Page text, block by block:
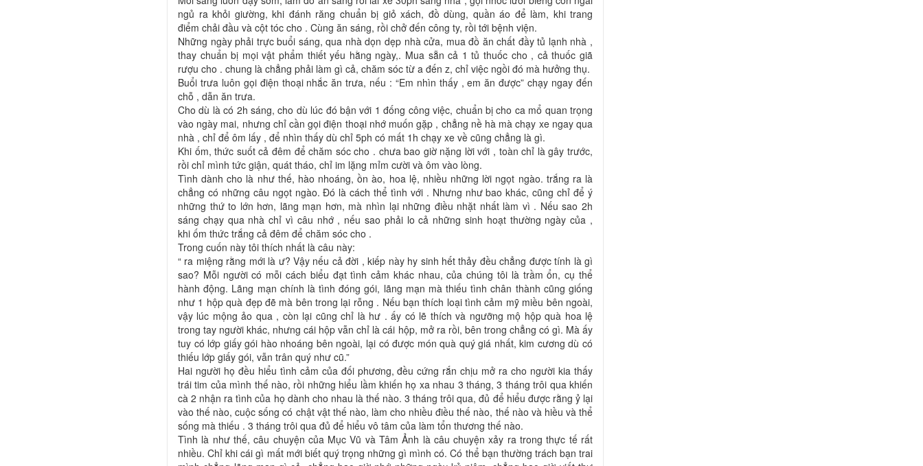
ngủ ra khỏi giường, khi đánh răng chuẩn bị giỏ xách, đồ dùng, quần áo để làm, khi trang
điểm chải đầu và cột tóc cho . Cùng ăn sáng, rồi chở đến công ty, rồi tới bệnh viện.
Những ngày phải trực buổi sáng, qua nhà dọn dẹp nhà cửa, mua đồ ăn chất đầy tủ lạnh nhà ,
thay chuẩn bị mọi vật phẩm thiết yếu hằng ngày,. Mua sẵn cả 1 tủ thuốc cho , cả thuốc giã
rượu cho . chung là chẳng phải làm gì cả, chăm sóc từ a đến z, chỉ việc ngồi đó mà hưởng thụ.
Buổi trưa luôn gọi điện thoại nhắc ăn trưa, nếu : “Em nhìn thấy , em ăn được” chạy ngay đến
chỗ , dẫn ăn trưa.
Cho dù là có 2h sáng, cho dù lúc đó bận với 1 đống công việc, chuẩn bị cho ca mổ quan trọng
vào ngày mai, nhưng chỉ cần gọi điện thoại nhớ muốn gặp , chẳng nề hà mà chạy xe ngay qua
nhà , chỉ để ôm lấy , để nhìn thấy dù chỉ 5ph có mất 1h chạy xe về cũng chẳng là gì.
Khi ốm, thức suốt cả đêm để chăm sóc cho . chưa bao giờ nặng lời với , toàn chỉ là gây trước,
rồi chỉ mình tức giận, quát tháo, chỉ im lặng mỉm cười và ôm vào lòng.
Tình dành cho là như thế, hào nhoáng, ồn ào, hoa lệ, nhiều những lời ngọt ngào. trắng ra là
chẳng có những câu ngọt ngào. Đó là cách thể tình với . Nhưng như bao khác, cũng chỉ để ý
những thứ to lớn hơn, lãng mạn hơn, mà nhìn lại những điều nhặt nhất làm vì . Nếu sao 2h
sáng chạy qua nhà chỉ vì câu nhớ , nếu sao phải lo cả những sinh hoạt thường ngày của ,
khi ốm thức trắng cả đêm để chăm sóc cho .
Trong cuốn này tôi thích nhất là câu này:
“ ra miệng rằng mới là ư? Vậy nếu cả đời , kiếp này hy sinh hết thảy đều chẳng được tính là gì
sao? Mỗi người có mỗi cách biểu đạt tình cảm khác nhau, của chúng tôi là trầm ổn, cụ thể
hành động. Lãng mạn chính là tình đóng gói, lãng mạn mà thiếu tình chân thành cũng giống
như 1 hộp quà đẹp đẽ mà bên trong lại rỗng . Nếu bạn thích loại tình cảm mỹ miều bên ngoài,
vậy lúc mộng ảo qua , còn lại cũng chỉ là hư . ấy có lẽ thích và ngưỡng mộ hộp quà hoa lệ
trong tay người khác, nhưng cái hộp vẫn chỉ là cái hộp, mở ra rồi, bên trong chẳng có gì. Mà ấy
tuy có lớp giấy gói hào nhoáng bên ngoài, lại có được món quà quý giá nhất, kim cương dù có
thiếu lớp giấy gói, vẫn trân quý như cũ.”
Hai người họ đều hiểu tình cảm của đối phương, đều cứng rắn chịu mở ra cho người kia thấy
trái tim của mình thế nào, rồi những hiểu lầm khiến họ xa nhau 3 tháng, 3 tháng trôi qua khiến
cà 2 nhận ra tình của họ dành cho nhau là thế nào. 3 tháng trôi qua, đủ để hiểu được rằng ỷ lại
vào thế nào, cuộc sống có chật vật thế nào, làm cho nhiều điều thế nào, thế nào và hiều và thể
sống mà thiếu . 3 tháng trôi qua đủ để hiểu vô tâm của làm tổn thương thế nào.
Tình là như thế, câu chuyện của Mục Vũ và Tâm Ảnh là câu chuyện xảy ra trong thực tế rất
nhiều. Chỉ khi cái gì mất mới biết quý trọng những gì mình có. Có thể bạn thường trách bạn trai